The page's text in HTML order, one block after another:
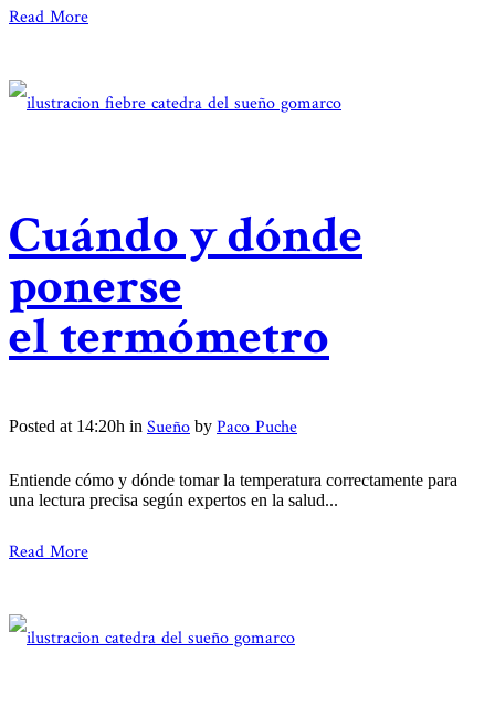
Read More
Cuándo y dónde
ponerse
el termómetro
Posted at 14:20h in Sueño by Paco Puche
Entiende cómo y dónde tomar la temperatura correctamente para
una lectura precisa según expertos en la salud...
Read More